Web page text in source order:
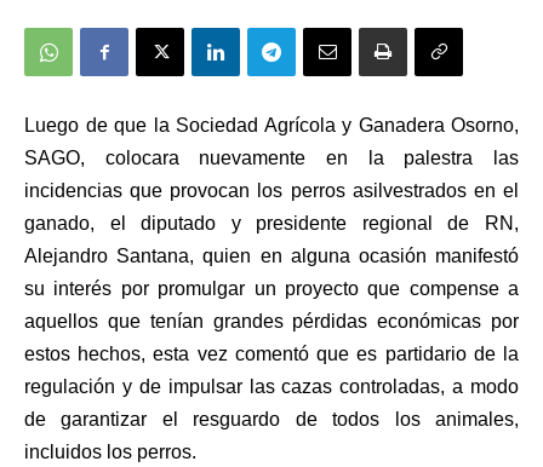
Luego de que la Sociedad Agrícola y Ganadera Osorno,
SAGO, colocara nuevamente en la palestra las
incidencias que provocan los perros asilvestrados en el
ganado, el diputado y presidente regional de RN,
Alejandro Santana, quien en alguna ocasión manifestó
su interés por promulgar un proyecto que compense a
aquellos que tenían grandes pérdidas económicas por
estos hechos, esta vez comentó que es partidario de la
regulación y de impulsar las cazas controladas, a modo
de garantizar el resguardo de todos los animales,
incluidos los perros.